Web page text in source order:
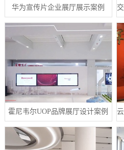
华为宣传片企业展厅展示案例
霍尼韦尔UOP品牌展厅设计案例